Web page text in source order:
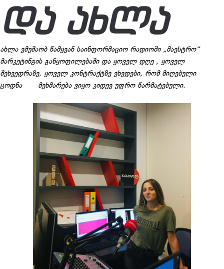
ᲓᲐ ᲐᲮᲚᲐ
ახლა ვმუშაობ წამყვან საინფორმაციო რადიოში „მაესტრო“
მარკეტინგის განყოფილებაში და ყოველ დღე , ყოველ
შეხვედრაზე, ყოველ კონტრაქტზე ვხვდები, რომ მიღებული
ცოდნა მეხმარება ვიყო კიდევ უფრო წარმატებული.